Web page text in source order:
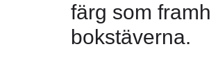
färg som
bokstäverna.